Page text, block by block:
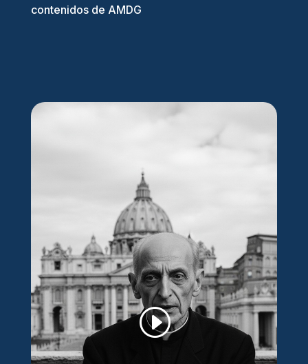
contenidos de AMDG